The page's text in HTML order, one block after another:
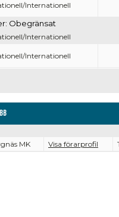
Internationell
Obegränsat
Internationell
Internationell
MK Visa förarprofil